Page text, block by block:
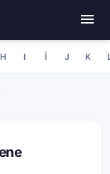
H I İ J K